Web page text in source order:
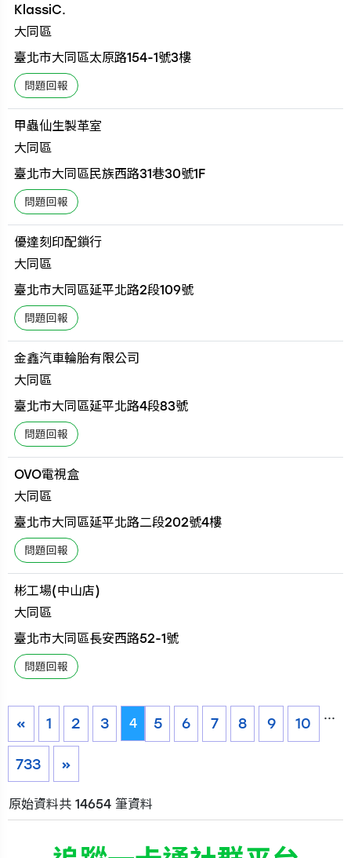
KlassiC.
大同區
臺北市大同區太原路154-1號3樓
甲蟲仙生製革室
大同區
臺北市大同區民族西路31巷30號1F
優達刻印配鎖行
大同區
臺北市大同區延平北路2段109號
金鑫汽車輪胎有限公司
大同區
臺北市大同區延平北路4段83號
OVO電視盒
大同區
臺北市大同區延平北路二段202號4樓
彬工場(中山店)
大同區
臺北市大同區長安西路52-1號
« 1 2 3 4 5 6 7 8 9 10
...
733 »
原始資料共 14654 筆資料